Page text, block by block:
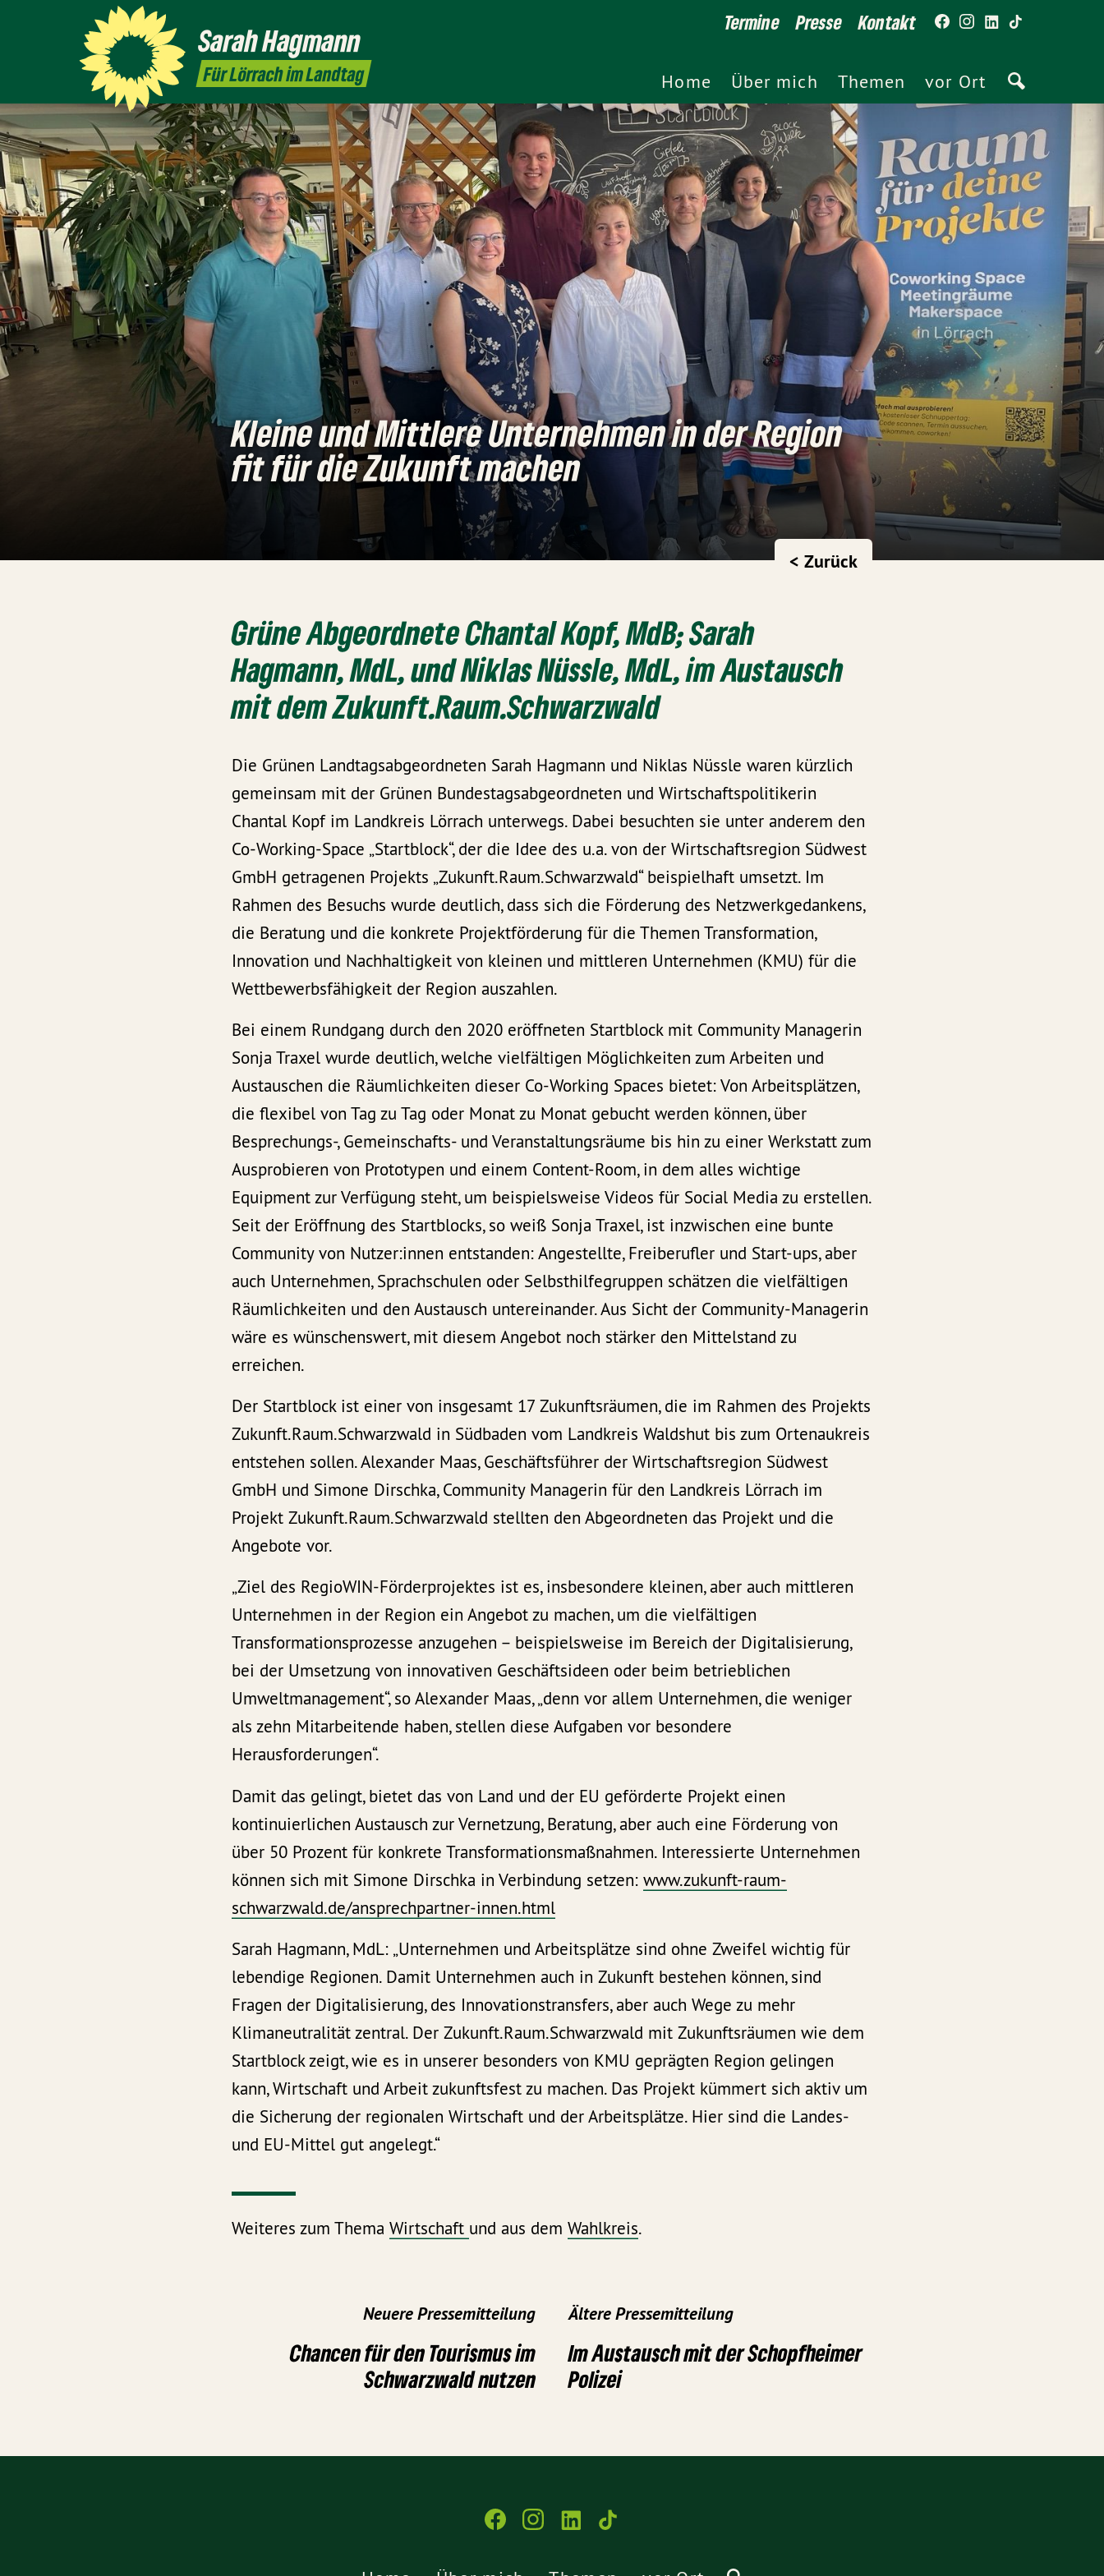
SarahHagmann
Für Lörrach im Landtag
Termine Presse Kontakt
Home Über mich Themen vor Ort
Kleine und Mittlere Unternehmen in der Region
fit für die Zukunft machen
< Zurück
Grüne Abgeordnete Chantal Kopf, MdB; Sarah
Hagmann, MdL, und Niklas Nüssle, MdL, im Austausch
mit dem Zukunft.Raum.Schwarzwald
Die Grünen Landtagsabgeordneten Sarah Hagmann und Niklas Nüssle waren kürzlich
gemeinsam mit der Grünen Bundestagsabgeordneten und Wirtschaftspolitikerin
Chantal Kopf im Landkreis Lörrach unterwegs. Dabei besuchten sie unter anderem den
Co-Working-Space „Startblock“, der die Idee des u.a. von der Wirtschaftsregion Südwest
GmbH getragenen Projekts „Zukunft.Raum.Schwarzwald“ beispielhaft umsetzt. Im
Rahmen des Besuchs wurde deutlich, dass sich die Förderung des Netzwerkgedankens,
die Beratung und die konkrete Projektförderung für die Themen Transformation,
Innovation und Nachhaltigkeit von kleinen und mittleren Unternehmen (KMU) für die
Wettbewerbsfähigkeit der Region auszahlen.
Bei einem Rundgang durch den 2020 eröffneten Startblock mit Community Managerin
Sonja Traxel wurde deutlich, welche vielfältigen Möglichkeiten zum Arbeiten und
Austauschen die Räumlichkeiten dieser Co-Working Spaces bietet: Von Arbeitsplätzen,
die flexibel von Tag zu Tag oder Monat zu Monat gebucht werden können, über
Besprechungs-, Gemeinschafts- und Veranstaltungsräume bis hin zu einer Werkstatt zum
Ausprobieren von Prototypen und einem Content-Room, in dem alles wichtige
Equipment zur Verfügung steht, um beispielsweise Videos für Social Media zu erstellen.
Seit der Eröffnung des Startblocks, so weiß Sonja Traxel, ist inzwischen eine bunte
Community von Nutzer:innen entstanden: Angestellte, Freiberufler und Start-ups, aber
auch Unternehmen, Sprachschulen oder Selbsthilfegruppen schätzen die vielfältigen
Räumlichkeiten und den Austausch untereinander. Aus Sicht der Community-Managerin
wäre es wünschenswert, mit diesem Angebot noch stärker den Mittelstand zu
erreichen.
Der Startblock ist einer von insgesamt 17 Zukunftsräumen, die im Rahmen des Projekts
Zukunft.Raum.Schwarzwald in Südbaden vom Landkreis Waldshut bis zum Ortenaukreis
entstehen sollen. Alexander Maas, Geschäftsführer der Wirtschaftsregion Südwest
GmbH und Simone Dirschka, Community Managerin für den Landkreis Lörrach im
Projekt Zukunft.Raum.Schwarzwald stellten den Abgeordneten das Projekt und die
Angebote vor.
„Ziel des RegioWIN-Förderprojektes ist es, insbesondere kleinen, aber auch mittleren
Unternehmen in der Region ein Angebot zu machen, um die vielfältigen
Transformationsprozesse anzugehen – beispielsweise im Bereich der Digitalisierung,
bei der Umsetzung von innovativen Geschäftsideen oder beim betrieblichen
Umweltmanagement“, so Alexander Maas, „denn vor allem Unternehmen, die weniger
als zehn Mitarbeitende haben, stellen diese Aufgaben vor besondere
Herausforderungen“.
Damit das gelingt, bietet das von Land und der EU geförderte Projekt einen
kontinuierlichen Austausch zur Vernetzung, Beratung, aber auch eine Förderung von
über 50 Prozent für konkrete Transformationsmaßnahmen. Interessierte Unternehmen
können sich mit Simone Dirschka in Verbindung setzen:www.zukunft-raum-
schwarzwald.de/ansprechpartner-innen.html
Sarah Hagmann, MdL: „Unternehmen und Arbeitsplätze sind ohne Zweifel wichtig für
lebendige Regionen. Damit Unternehmen auch in Zukunft bestehen können, sind
Fragen der Digitalisierung, des Innovationstransfers, aber auch Wege zu mehr
Klimaneutralität zentral. Der Zukunft.Raum.Schwarzwald mit Zukunftsräumen wie dem
Startblock zeigt, wie es in unserer besonders von KMU geprägten Region gelingen
kann, Wirtschaft und Arbeit zukunftsfest zu machen. Das Projekt kümmert sich aktiv um
die Sicherung der regionalen Wirtschaft und der Arbeitsplätze. Hier sind die Landes-
und EU-Mittel gut angelegt.“
Weiteres zum ThemaWirtschaft und aus demWahlkreis.
Neuere Pressemitteilung
Chancen für den Tourismus im
Schwarzwald nutzen
Ältere Pressemitteilung
Im Austausch mit der Schopfheimer
Polizei